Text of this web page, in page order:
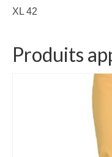
AUTOUR
ECHARPES
LINGERIE
XL 42
Produits